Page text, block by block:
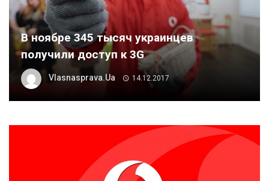
В ноябре 345 тысяч украинцев
получили доступ к 3G
Vlasnasprava.ua 14.12.2017